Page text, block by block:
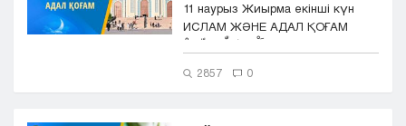
11 наурыз Жиырма екінші күн
ИСЛАМ ЖӘНЕ АДАЛ ҚОҒАМ
2857 0